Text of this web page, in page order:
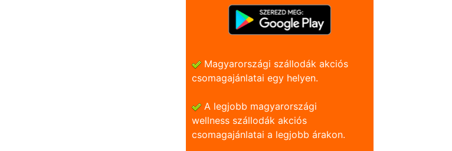
Magyarországi szállodák akciós
csomagajánlatai egy helyen.
A legjobb magyarországi
wellness szállodák akciós
csomagajánlatai a legjobb árakon.